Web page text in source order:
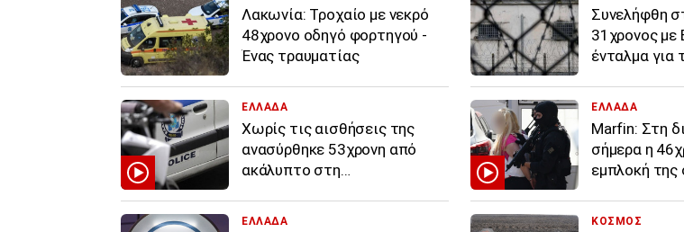
Λακωνία: Τροχαίο με νεκρό
48χρονο οδηγό φορτηγού -
Ένας τραυματίας
Συνελήφθη
31χρονος με
ένταλμα για
ΕΛΛΑΔΑ
Χωρίς τις αισθήσεις της
ανασύρθηκε 53χρονη από
ακάλυπτο στη
ΕΛΛΑΔΑ
Marfin: Στη
σήμερα η
εμπλοκή της
ΕΛΛΑΔΑ ΚΟΣΜΟΣ